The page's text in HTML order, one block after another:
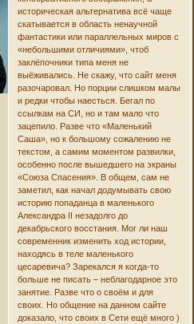
историческая альтернатива всё чаще
скатывается в область ненаучной
фантастики или параллельных миров с
«небольшими отличиями», чтоб
заклёпочники типа меня не
выёживались. Не скажу, что сайт меня
разочаровал. Но порции слишком малы
и редки чтобы наесться. Бегал по
ссылкам на СИ, но и там мало что
зацепило. Разве что «Маленький
Саша», но к большому сожалению не
текстом, а самим моментом развилки,
особенно после вышедшего на экраны
«Союза Спасения». В общем, сам не
заметил, как начал додумывать свою
историю попаданца в маленького
Александра II незадолго до
декабрьского восстания. Мог ли наш
современник изменить ход истории,
находясь в теле маленького
цесаревича? Зарекался я когда-то
больше не писать – неблагодарное это
занятие. Разве что о своём и для
своих. Но общение на данном сайте
доказало, что своих в Сети ещё много )